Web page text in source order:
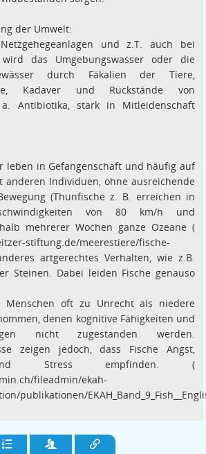
der Umwelt:
und z.T. auch bei
wird das Umgebungswasser oder die
durch Fäkalien der Tiere,
Kadaver und Rückstände von
Antibiotika, stark in Mitleidenschaft
leben in Gefangenschaft und häufig auf
anderen Individuen, ohne ausreichende
(Thunfische z. B. erreichen in
von 80 km/h und
mehrerer Wochen ganze Ozeane (
stiftung.de/meerestiere/fische-
artgerechtes Verhalten, wie z.B.
Steinen. Dabei leiden Fische genauso
Menschen oft zu Unrecht als niedere
denen kognitive Fähigkeiten und
nicht zugestanden werden.
zeigen jedoch, dass Fische Angst,
Stress empfinden. (
fileadmin/ekah-
publikationen/